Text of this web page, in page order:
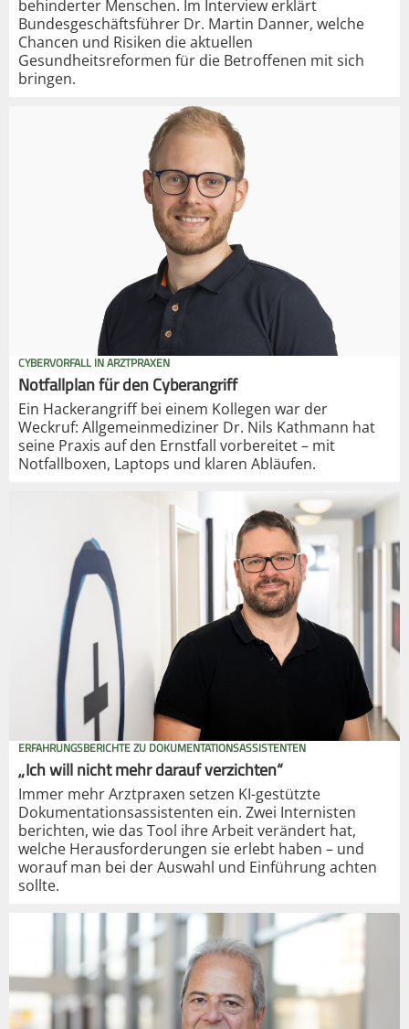
behinderter Menschen. Im Interview erklärt
Bundesgeschäftsführer Dr. Martin Danner, welche
Chancen und Risiken die aktuellen
Gesundheitsreformen für die Betroffenen mit sich
bringen.
CYBERVORFALL IN ARZTPRAXEN
Notfallplan für den Cyberangriff
Ein Hackerangriff bei einem Kollegen war der
Weckruf: Allgemeinmediziner Dr. Nils Kathmann hat
seine Praxis auf den Ernstfall vorbereitet – mit
Notfallboxen, Laptops und klaren Abläufen.
ERFAHRUNGSBERICHTE ZU DOKUMENTATIONSASSISTENTEN
„Ich will nicht mehr darauf verzichten“
Immer mehr Arztpraxen setzen KI-gestützte
Dokumentationsassistenten ein. Zwei Internisten
berichten, wie das Tool ihre Arbeit verändert hat,
welche Herausforderungen sie erlebt haben – und
worauf man bei der Auswahl und Einführung achten
sollte.